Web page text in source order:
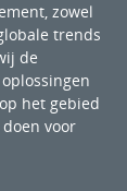
zowel
trends
de
het gebied
voor